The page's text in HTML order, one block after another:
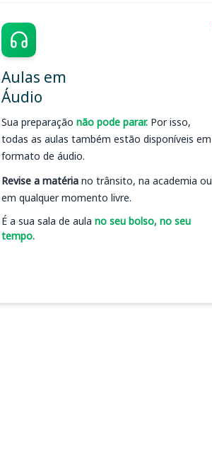
Aulas em
Áudio
Sua preparação não pode parar. Por isso,
todas as aulas também estão disponíveis em
formato de áudio.
Revise a matéria no trânsito, na academia ou
em qualquer momento livre.
É a sua sala de aula no seu bolso, no seu
tempo.